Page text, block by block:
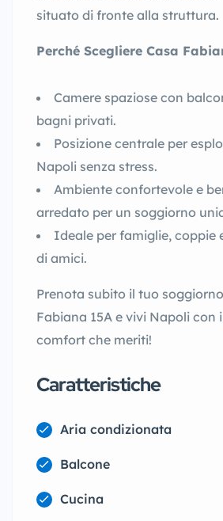
situato di fronte alla struttura.
Perché Scegliere Casa
Camere spaziose con
bagni privati.
Posizione centrale per
Napoli senza stress.
Ambiente confortevole e
arredato per un soggiorno
Ideale per famiglie, coppie
di amici.
Prenota subito il tuo
Fabiana 15A e vivi Napoli con
comfort che meriti!
Caratteristiche
Aria condizionata
Balcone
Cucina